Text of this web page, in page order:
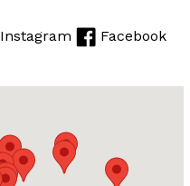
Instagram Facebook